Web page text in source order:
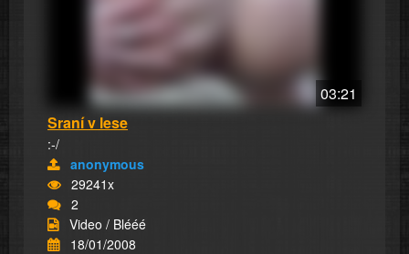
03:21
Sraní v lese
:-/
anonymous
29241x
2
Video / Blééé
18/01/2008